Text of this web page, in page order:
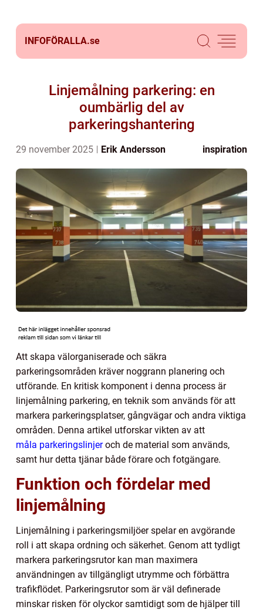
INFOFÖRALLA.se
Linjemålning parkering: en
oumbärlig del av
parkeringshantering
29 november 2025 Erik Andersson inspiration
Att skapa välorganiserade och säkra
parkeringsområden kräver noggrann planering och
utförande. En kritisk komponent i denna process är
linjemålning parkering, en teknik som används för att
markera parkeringsplatser, gångvägar och andra viktiga
områden. Denna artikel utforskar vikten av att
måla parkeringslinjeroch de material som används,
samt hur detta tjänar både förare och fotgängare.
Funktion och fördelar med
linjemålning
Linjemålning i parkeringsmiljöer spelar en avgörande
roll i att skapa ordning och säkerhet. Genom att tydligt
markera parkeringsrutor kan man maximera
användningen av tillgängligt utrymme och förbättra
trafikflödet. Parkeringsrutor som är väl definerade
minskar risken för olyckor samtidigt som de hjälper till